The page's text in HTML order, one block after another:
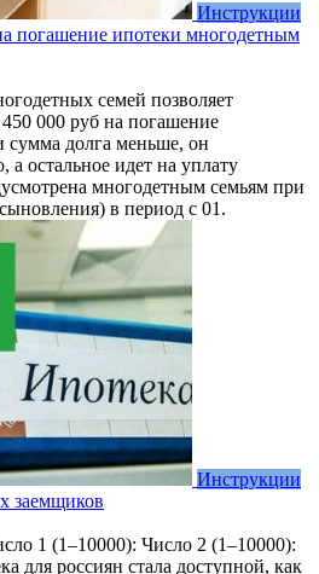
Инструкции
погашение ипотеки многодетным
семей позволяет
000 руб на погашение
сумма долга меньше, он
а остальное идет на уплату
многодетным семьям при
в период с 01.
Инструкции
заемщиков
1 (1–10000): Число 2 (1–10000):
для россиян стала доступной, как